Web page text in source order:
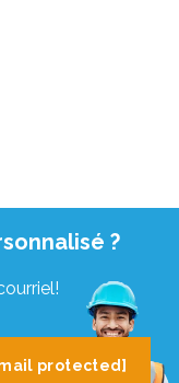
?
protected]